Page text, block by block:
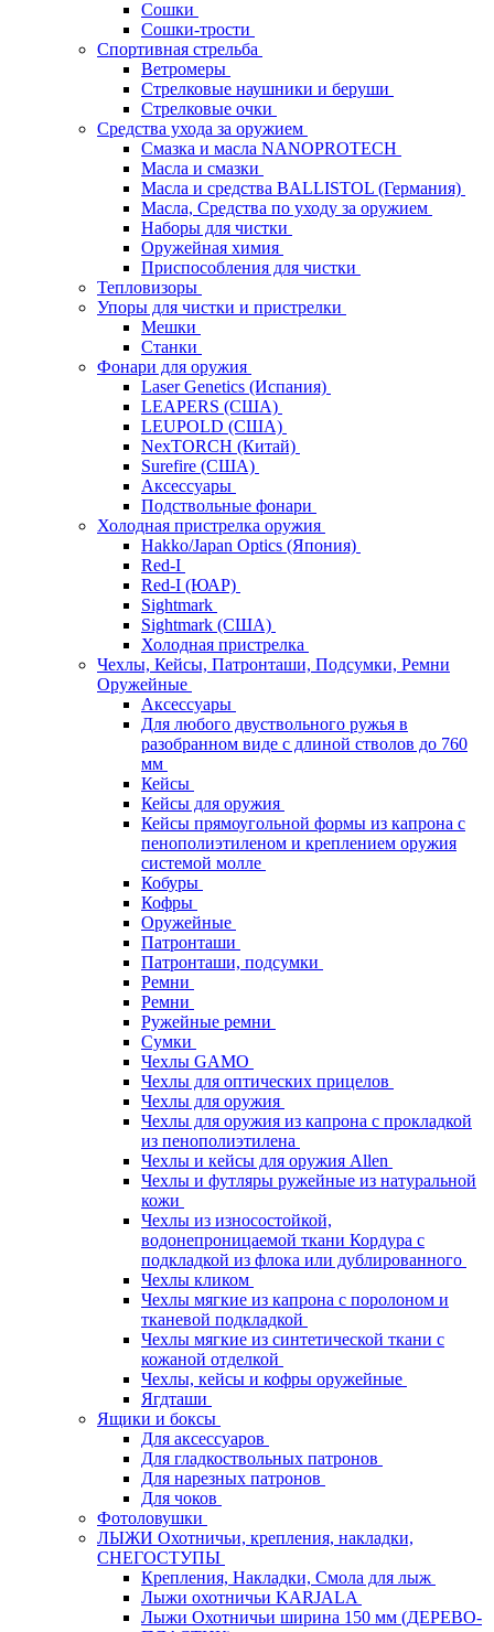
Сошки
Сошки-трости
Спортивная стрельба
Ветромеры
Стрелковые наушники и беруши
Стрелковые очки
Средства ухода за оружием
Смазка и масла NANOPROTECH
Масла и смазки
Масла и средства BALLISTOL (Германия)
Масла, Средства по уходу за оружием
Наборы для чистки
Оружейная химия
Приспособления для чистки
Тепловизоры
Упоры для чистки и пристрелки
Мешки
Станки
Фонари для оружия
Laser Genetics (Испания)
LEAPERS (США)
LEUPOLD (США)
NexTORCH (Китай)
Surefire (США)
Аксессуары
Подствольные фонари
Холодная пристрелка оружия
Hakko/Japan Optics (Япония)
Red-I
Red-I (ЮАР)
Sightmark
Sightmark (США)
Холодная пристрелка
Чехлы, Кейсы, Патронташи, Подсумки, Ремни
Оружейные
Аксессуары
Для любого двуствольного ружья в
разобранном виде с длиной стволов до 760
мм
Кейсы
Кейсы для оружия
Кейсы прямоугольной формы из капрона с
пенополиэтиленом и креплением оружия
системой молле
Кобуры
Кофры
Оружейные
Патронташи
Патронташи, подсумки
Ремни
Ремни
Ружейные ремни
Сумки
Чехлы GAMO
Чехлы для оптических прицелов
Чехлы для оружия
Чехлы для оружия из капрона с прокладкой
из пенополиэтилена
Чехлы и кейсы для оружия Allen
Чехлы и футляры ружейные из натуральной
кожи
Чехлы из износостойкой,
водонепроницаемой ткани Кордура с
подкладкой из флока или дублированного
Чехлы кликом
Чехлы мягкие из капрона с поролоном и
тканевой подкладкой
Чехлы мягкие из синтетической ткани с
кожаной отделкой
Чехлы, кейсы и кофры оружейные
Ягдташи
Ящики и боксы
Для аксессуаров
Для гладкоствольных патронов
Для нарезных патронов
Для чоков
Фотоловушки
ЛЫЖИ Охотничьи, крепления, накладки,
СНЕГОСТУПЫ
Крепления, Накладки, Смола для лыж
Лыжи охотничьи KARJALA
Лыжи Охотничьи ширина 150 мм (ДЕРЕВО-